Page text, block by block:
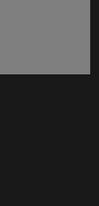
ventana)
ventana)